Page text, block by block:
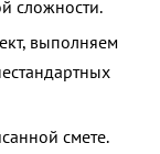
сложности.
выполняем
смете.